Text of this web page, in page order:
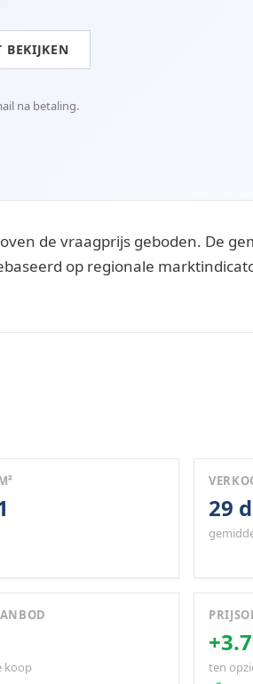
BEKIJKEN
na betaling.
de vraagprijs geboden. De
op regionale
29
koop ten